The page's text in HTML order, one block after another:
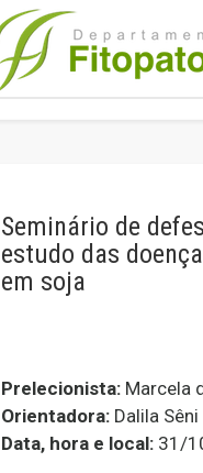
Seminário de
estudo das
em soja
Prelecionista: Marcela
Orientadora: Dalila
Data, hora e local: 31/